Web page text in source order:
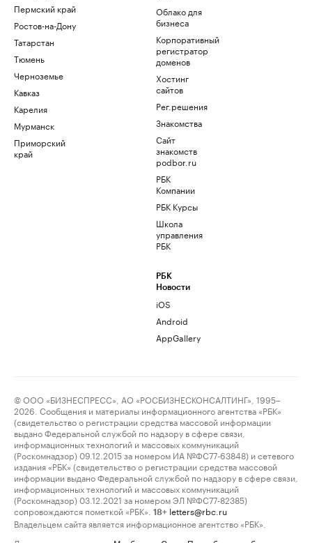
Пермский край
Ростов-на-Дону
Татарстан
Тюмень
Черноземье
Кавказ
Карелия
Мурманск
Приморский
край
Облако для
бизнеса
Корпоративный
регистратор
доменов
Хостинг
сайтов
Рег.решения
Знакомства
Сайт
знакомств
podbor.ru
РБК
Компании
РБК Курсы
Школа
управления
РБК
РБК
Новости
iOS
Android
AppGallery
© ООО «БИЗНЕСПРЕСС», АО «РОСБИЗНЕСКОНСАЛТИНГ», 1995–
2026. Сообщения и материалы информационного агентства «РБК»
(свидетельство о регистрации средства массовой информации
выдано Федеральной службой по надзору в сфере связи,
информационных технологий и массовых коммуникаций
(Роскомнадзор) 09.12.2015 за номером ИА №ФС77-63848) и сетевого
издания «РБК» (свидетельство о регистрации средства массовой
информации выдано Федеральной службой по надзору в сфере связи,
информационных технологий и массовых коммуникаций
(Роскомнадзор) 03.12.2021 за номером ЭЛ №ФС77-82385)
сопровождаются пометкой «РБК».
18+ letters@rbc.ru
Владельцем сайта является информационное агентство «РБК».